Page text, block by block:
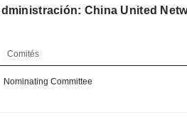
China United
Comités
Nominating Committee